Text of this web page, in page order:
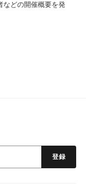
などの開催概要を発
登録